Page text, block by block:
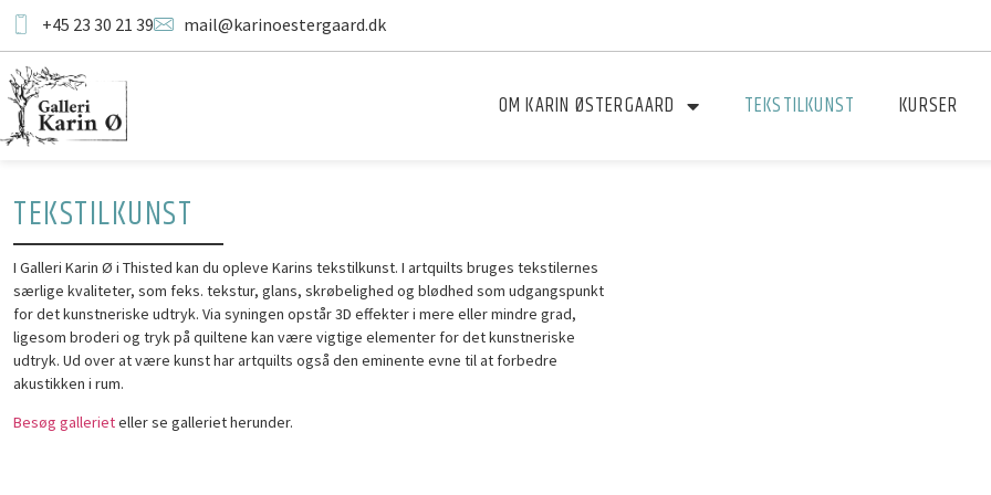
+45 23 30 21 39 mail@karinoestergaard.dk
OM KARIN ØSTERGAARD TEKSTILKUNST KURSER
TEKSTILKUNST
I Galleri Karin Ø i Thisted kan du opleve Karins tekstilkunst. I artquilts bruges tekstilernes
særlige kvaliteter, som feks. tekstur, glans, skrøbelighed og blødhed som udgangspunkt
for det kunstneriske udtryk. Via syningen opstår 3D effekter i mere eller mindre grad,
ligesom broderi og tryk på quiltene kan være vigtige elementer for det kunstneriske
udtryk. Ud over at være kunst har artquilts også den eminente evne til at forbedre
akustikken i rum.
Besøg gallerieteller se galleriet herunder.